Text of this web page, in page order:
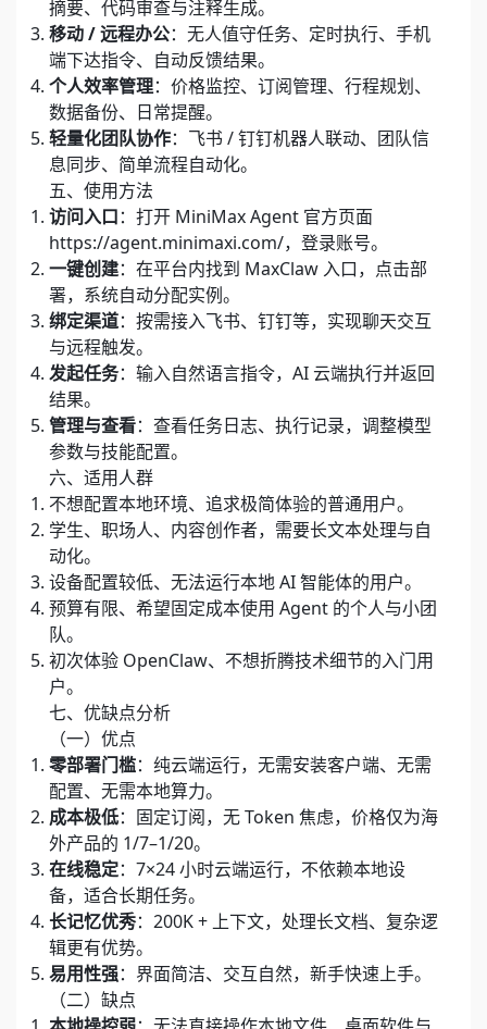
摘要、代码审查与注释生成。
移动 / 远程办公：无人值守任务、定时执行、手机
端下达指令、自动反馈结果。
个人效率管理：价格监控、订阅管理、行程规划、
数据备份、日常提醒。
轻量化团队协作：飞书 / 钉钉机器人联动、团队信
息同步、简单流程自动化。
五、使用方法
访问入口：打开 MiniMax Agent 官方页面
https://agent.minimaxi.com/，登录账号。
一键创建：在平台内找到 MaxClaw 入口，点击部
署，系统自动分配实例。
绑定渠道：按需接入飞书、钉钉等，实现聊天交互
与远程触发。
发起任务：输入自然语言指令，AI 云端执行并返回
结果。
管理与查看：查看任务日志、执行记录，调整模型
参数与技能配置。
六、适用人群
不想配置本地环境、追求极简体验的普通用户。
学生、职场人、内容创作者，需要长文本处理与自
动化。
设备配置较低、无法运行本地 AI 智能体的用户。
预算有限、希望固定成本使用 Agent 的个人与小团
队。
初次体验 OpenClaw、不想折腾技术细节的入门用
户。
七、优缺点分析
（一）优点
零部署门槛：纯云端运行，无需安装客户端、无需
配置、无需本地算力。
成本极低：固定订阅，无 Token 焦虑，价格仅为海
外产品的 1/7–1/20。
在线稳定：7×24 小时云端运行，不依赖本地设
备，适合长期任务。
长记忆优秀：200K + 上下文，处理长文档、复杂逻
辑更有优势。
易用性强：界面简洁、交互自然，新手快速上手。
（二）缺点